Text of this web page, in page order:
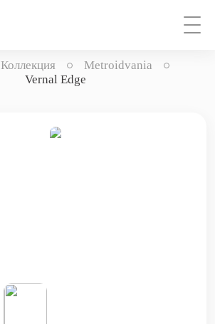
Коллекция
Metroidvania
Vernal Edge